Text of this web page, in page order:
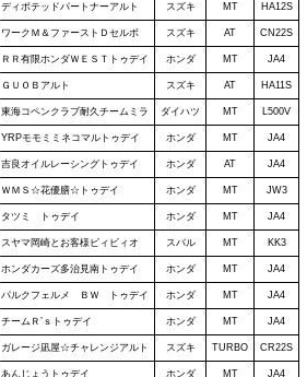
ディボテッドパートナーアルト スズキ MT HA12S
ワークＭ＆ファーストＤセルボ スズキ AT CN22S
ＲＲ有限ホンダＷＥＳＴトゥデイ ホンダ MT JA4
ＧＵＯＢアルト スズキ AT HA11S
東海コペンクラブ耐久チームミラ ダイハツ MT L500V
YRPモモミミネコマルトゥデイ ホンダ MT JA4
吉良オイルレーシングトゥデイ ホンダ AT JA4
ＷＭＳ☆花優膳☆トゥデイ ホンダ MT JW3
タツミ トゥデイ ホンダ MT JA4
スヤマ岡崎とお客様ビィビィオ スバル MT KK3
ホンダカーズ多治見南トゥデイ ホンダ MT JA4
パルクフェルメ ＢＷ トゥデイ ホンダ MT JA4
チームＲ’ｓトゥデイ ホンダ MT JA4
ガレージ凪屋☆チャレンジアルト スズキ TURBO CR22S
あんじょうトゥデイ ホンダ MT JA4